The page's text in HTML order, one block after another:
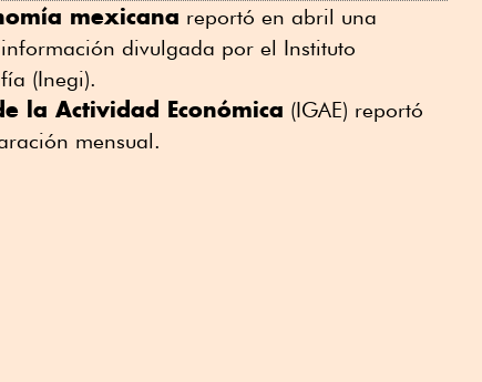
mexicana reportó en abril una
divulgada por el Instituto
(Inegi).
la Actividad Económica (IGAE) reportó
mensual.